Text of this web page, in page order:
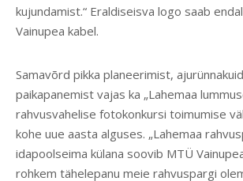
kujundamist.“ Eraldiseisva logo saab
Vainupea kabel.
Samavõrd pikka planeerimist,
paikapanemist vajas ka „Lahemaa
rahvusvahelise fotokonkursi toimumise
kohe uue aasta alguses. „Lahemaa
idapoolseima külana soovib MTÜ
rohkem tähelepanu meie rahvuspargi